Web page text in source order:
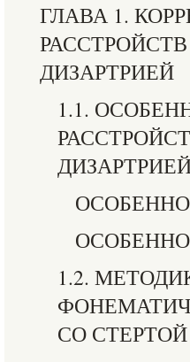
ГЛАВА 1.
ДИЗАРТРИЕЙ
1.1.
1.2.
СО